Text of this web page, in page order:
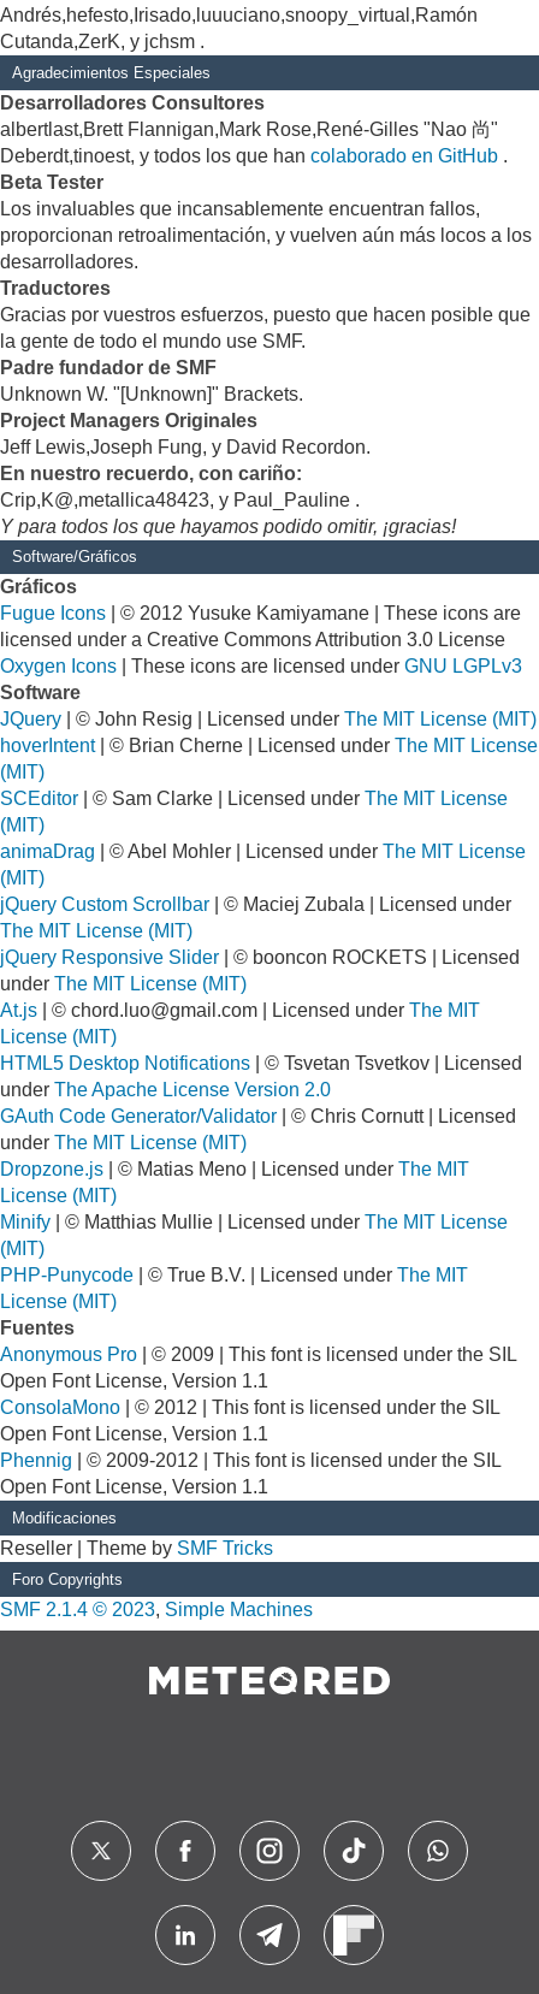
Andrés,hefesto,Irisado,luuuciano,snoopy_virtual,Ramón
Cutanda,ZerK, y jchsm .
Agradecimientos Especiales
Desarrolladores Consultores
albertlast,Brett Flannigan,Mark Rose,René-Gilles "Nao 尚"
Deberdt,tinoest, y todos los que han colaborado en GitHub .
Beta Tester
Los invaluables que incansablemente encuentran fallos,
proporcionan retroalimentación, y vuelven aún más locos a los
desarrolladores.
Traductores
Gracias por vuestros esfuerzos, puesto que hacen posible que
la gente de todo el mundo use SMF.
Padre fundador de SMF
Unknown W. "[Unknown]" Brackets.
Project Managers Originales
Jeff Lewis,Joseph Fung, y David Recordon.
En nuestro recuerdo, con cariño:
Crip,K@,metallica48423, y Paul_Pauline .
Y para todos los que hayamos podido omitir, ¡gracias!
Software/Gráficos
Gráficos
Fugue Icons | © 2012 Yusuke Kamiyamane | These icons are
licensed under a Creative Commons Attribution 3.0 License
Oxygen Icons | These icons are licensed under GNU LGPLv3
Software
JQuery | © John Resig | Licensed under The MIT License (MIT)
hoverIntent| © Brian Cherne | Licensed under The MIT License
(MIT)
SCEditor | © Sam Clarke | Licensed under The MIT License
(MIT)
animaDrag | © Abel Mohler | Licensed under The MIT License
(MIT)
jQuery Custom Scrollbar | © Maciej Zubala | Licensed under
The MIT License (MIT)
jQuery Responsive Slider | © booncon ROCKETS | Licensed
under The MIT License (MIT)
At.js | © chord.luo@gmail.com | Licensed under The MIT
License (MIT)
HTML5 Desktop Notifications | © Tsvetan Tsvetkov | Licensed
under The Apache License Version 2.0
GAuth Code Generator/Validator | © Chris Cornutt | Licensed
under The MIT License (MIT)
Dropzone.js | © Matias Meno | Licensed under The MIT
License (MIT)
Minify | © Matthias Mullie | Licensed under The MIT License
(MIT)
PHP-Punycode | © True B.V. | Licensed under The MIT
License (MIT)
Fuentes
Anonymous Pro | © 2009 | This font is licensed under the SIL
Open Font License, Version 1.1
ConsolaMono | © 2012 | This font is licensed under the SIL
Open Font License, Version 1.1
Phennig | © 2009-2012 | This font is licensed under the SIL
Open Font License, Version 1.1
Modificaciones
Reseller | Theme by SMF Tricks
Foro Copyrights
SMF 2.1.4 © 2023, Simple Machines